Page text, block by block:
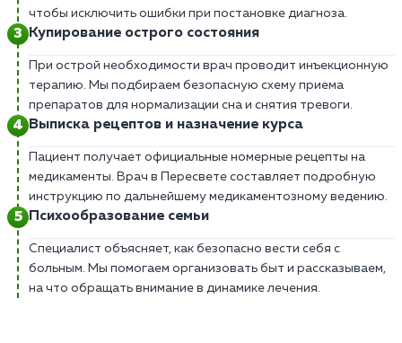
чтобы исключить ошибки при постановке диагноза.
Купирование острого состояния
При острой необходимости врач проводит инъекционную
терапию. Мы подбираем безопасную схему приема
препаратов для нормализации сна и снятия тревоги.
Выписка рецептов и назначение курса
Пациент получает официальные номерные рецепты на
медикаменты. Врач в Пересвете составляет подробную
инструкцию по дальнейшему медикаментозному ведению.
Психообразование семьи
Специалист объясняет, как безопасно вести себя с
больным. Мы помогаем организовать быт и рассказываем,
на что обращать внимание в динамике лечения.